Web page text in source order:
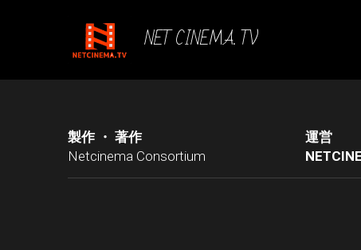
NET CINEMA. TV
製作 ・ 著作
Netcinema Consortium
運営
N